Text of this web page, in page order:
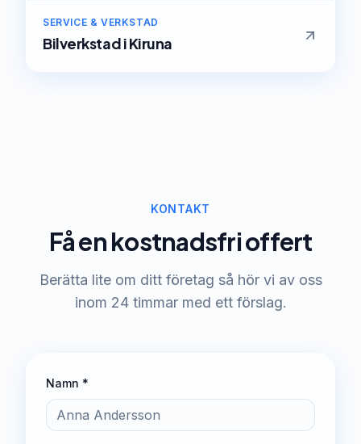
SERVICE & VERKSTAD
BilverkstadiKiruna
KONTAKT
Få en kostnadsfri offert
Berätta lite om ditt företag så hör vi av oss
inom 24 timmar med ett förslag.
Namn *